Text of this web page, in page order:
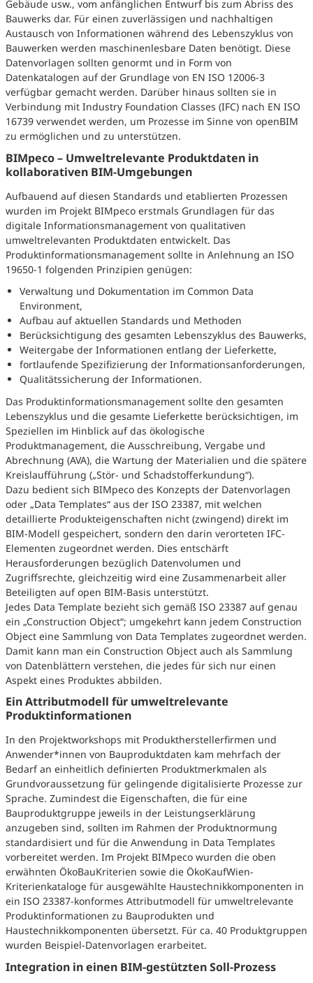
Gebäude usw., vom anfänglichen Entwurf bis zum Abriss des
Bauwerks dar. Für einen zuverlässigen und nachhaltigen
Austausch von Informationen während des Lebenszyklus von
Bauwerken werden maschinenlesbare Daten benötigt. Diese
Datenvorlagen sollten genormt und in Form von
Datenkatalogen auf der Grundlage von EN ISO 12006-3
verfügbar gemacht werden. Darüber hinaus sollten sie in
Verbindung mit Industry Foundation Classes (IFC) nach EN ISO
16739 verwendet werden, um Prozesse im Sinne von openBIM
zu ermöglichen und zu unterstützen.
BIMpeco – Umweltrelevante Produktdaten in
kollaborativen BIM-Umgebungen
Aufbauend auf diesen Standards und etablierten Prozessen
wurden im Projekt BIMpeco erstmals Grundlagen für das
digitale Informationsmanagement von qualitativen
umweltrelevanten Produktdaten entwickelt. Das
Produktinformationsmanagement sollte in Anlehnung an ISO
19650-1 folgenden Prinzipien genügen:
Verwaltung und Dokumentation im Common Data
Environment,
Aufbau auf aktuellen Standards und Methoden
Berücksichtigung des gesamten Lebenszyklus des Bauwerks,
Weitergabe der Informationen entlang der Lieferkette,
fortlaufende Spezifizierung der Informationsanforderungen,
Qualitätssicherung der Informationen.
Das Produktinformationsmanagement sollte den gesamten
Lebenszyklus und die gesamte Lieferkette berücksichtigen, im
Speziellen im Hinblick auf das ökologische
Produktmanagement, die Ausschreibung, Vergabe und
Abrechnung (AVA), die Wartung der Materialien und die spätere
Kreislaufführung („Stör- und Schadstofferkundung“).
Dazu bedient sich BIMpeco des Konzepts der Datenvorlagen
oder „Data Templates“ aus der ISO 23387, mit welchen
detaillierte Produkteigenschaften nicht (zwingend) direkt im
BIM-Modell gespeichert, sondern den darin verorteten IFC-
Elementen zugeordnet werden. Dies entschärft
Herausforderungen bezüglich Datenvolumen und
Zugriffsrechte, gleichzeitig wird eine Zusammenarbeit aller
Beteiligten auf open BIM-Basis unterstützt.
Jedes Data Template bezieht sich gemäß ISO 23387 auf genau
ein „Construction Object“; umgekehrt kann jedem Construction
Object eine Sammlung von Data Templates zugeordnet werden.
Damit kann man ein Construction Object auch als Sammlung
von Datenblättern verstehen, die jedes für sich nur einen
Aspekt eines Produktes abbilden.
Ein Attributmodell für umweltrelevante
Produktinformationen
In den Projektworkshops mit Produktherstellerfirmen und
Anwender*innen von Bauproduktdaten kam mehrfach der
Bedarf an einheitlich definierten Produktmerkmalen als
Grundvoraussetzung für gelingende digitalisierte Prozesse zur
Sprache. Zumindest die Eigenschaften, die für eine
Bauproduktgruppe jeweils in der Leistungserklärung
anzugeben sind, sollten im Rahmen der Produktnormung
standardisiert und für die Anwendung in Data Templates
vorbereitet werden. Im Projekt BIMpeco wurden die oben
erwähnten ÖkoBauKriterien sowie die ÖkoKaufWien-
Kriterienkataloge für ausgewählte Haustechnikkomponenten in
ein ISO 23387-konformes Attributmodell für umweltrelevante
Produktinformationen zu Bauprodukten und
Haustechnikkomponenten übersetzt. Für ca. 40 Produktgruppen
wurden Beispiel-Datenvorlagen erarbeitet.
Integration in einen BIM-gestützten Soll-Prozess